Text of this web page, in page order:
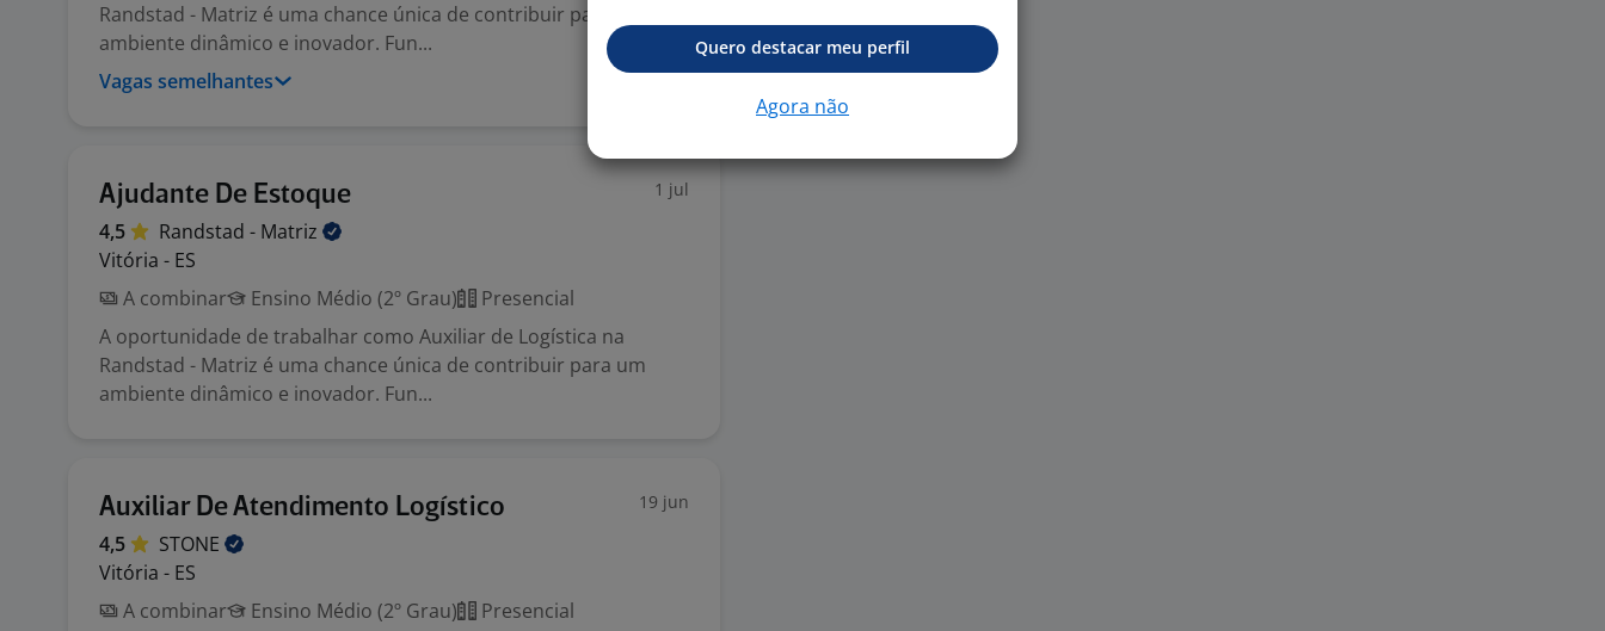
Randstad - Matriz é uma chance única de contribuir para um
ambiente dinâmico e inovador. Fun...
Vagas semelhantes
Ajudante De Estoque 1 jul
4,5 Randstad - Matriz
Vitória - ES
A combinar
Ensino Médio (2º Grau)
Presencial
A oportunidade de trabalhar como Auxiliar de Logística na
Randstad - Matriz é uma chance única de contribuir para um
ambiente dinâmico e inovador. Fun...
Auxiliar De Atendimento Logístico 19 jun
4,5
STONE
Vitória - ES
A combinar
Ensino Médio (2º Grau)
Presencial
Quero destacar meu perfil
Agora não